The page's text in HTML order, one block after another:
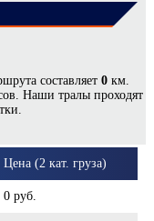
составляет 0 км.
Наши тралы проходят
- КУСА*
Цена (2 кат. груза)
0 руб.